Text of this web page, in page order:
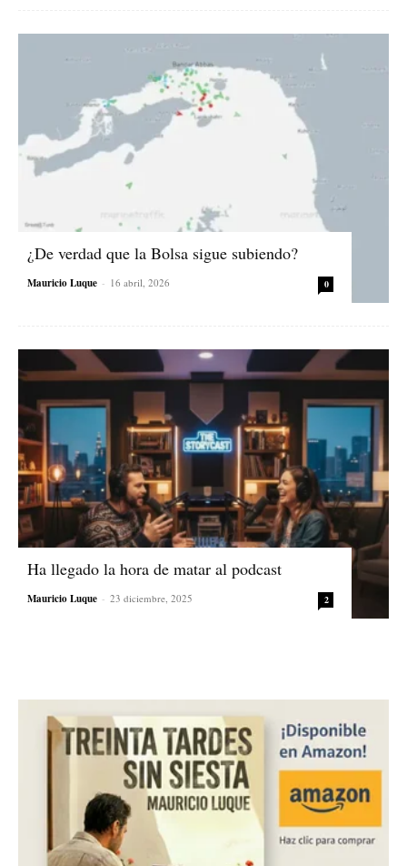
¿De verdad que la Bolsa sigue subiendo?
Mauricio Luque - 16 abril, 2026 0
Ha llegado la hora de matar al podcast
Mauricio Luque - 23 diciembre, 2025 2